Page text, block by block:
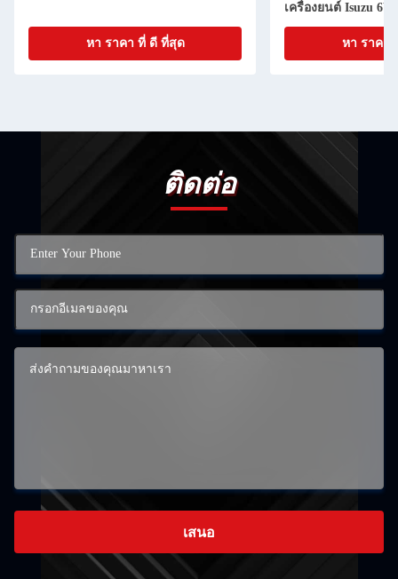
หา ราคา ที่ ดี ที่สุด
เครื่องยนต์ Isuzu
หา ราคา
ติดต่อ
เสนอ